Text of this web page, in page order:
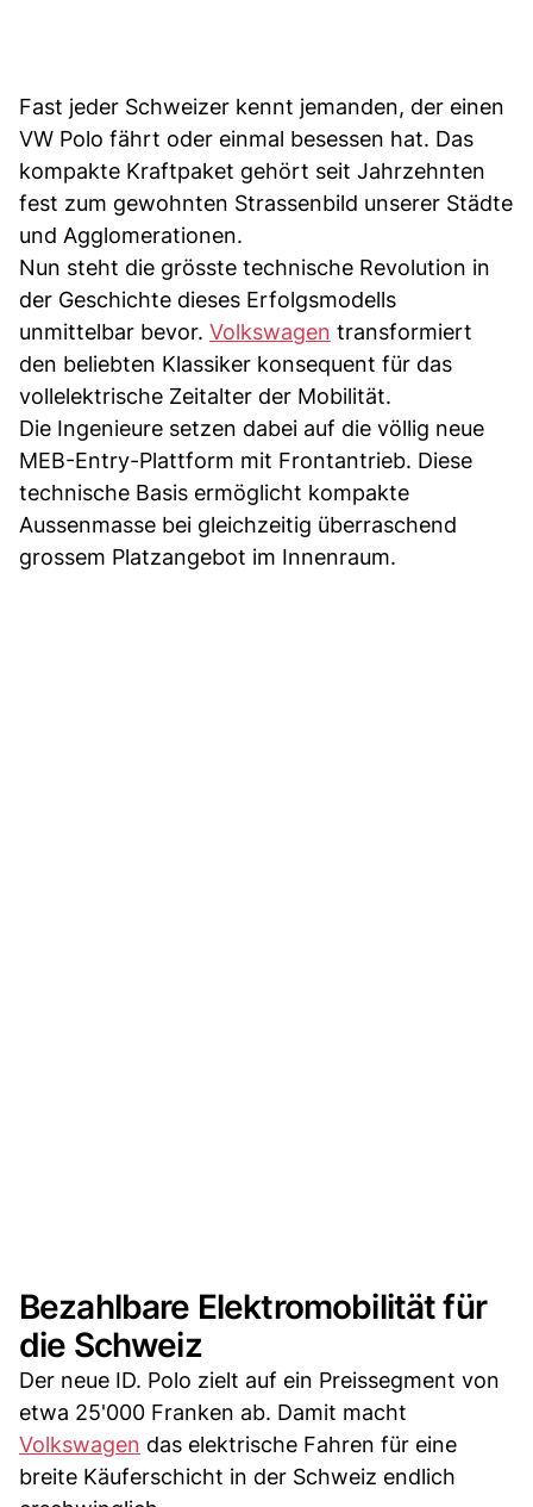
Fast jeder Schweizer kennt jemanden, der einen
VW Polo fährt oder einmal besessen hat. Das
kompakte Kraftpaket gehört seit Jahrzehnten
fest zum gewohnten Strassenbild unserer Städte
und Agglomerationen.
Nun steht die grösste technische Revolution in
der Geschichte dieses Erfolgsmodells
unmittelbar bevor. Volkswagen transformiert
den beliebten Klassiker konsequent für das
vollelektrische Zeitalter der Mobilität.
Die Ingenieure setzen dabei auf die völlig neue
MEB-Entry-Plattform mit Frontantrieb. Diese
technische Basis ermöglicht kompakte
Aussenmasse bei gleichzeitig überraschend
grossem Platzangebot im Innenraum.
Bezahlbare Elektromobilität für
die Schweiz
Der neue ID. Polo zielt auf ein Preissegment von
etwa 25'000 Franken ab. Damit macht
Volkswagen das elektrische Fahren für eine
breite Käuferschicht in der Schweiz endlich